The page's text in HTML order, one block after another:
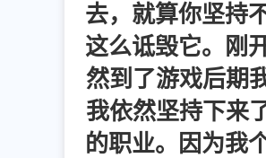
去，就算你坚持
这么诋毁它。刚
然到了游戏后期
我依然坚持下来
的职业。因为我